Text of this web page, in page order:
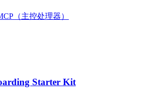
（主控处理器）
Starter Kit